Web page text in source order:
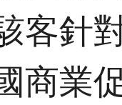
客針
商業